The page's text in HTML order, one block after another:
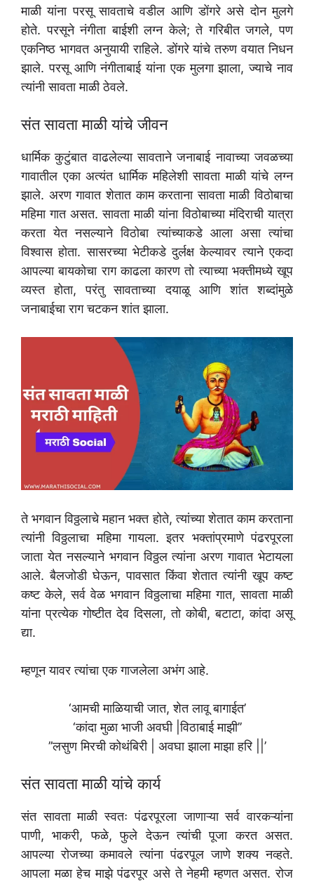
माळी यांना परसू सावताचे वडील आणि डोंगरे असे दोन मुलगे
होते. परसूने नंगीता बाईशी लग्न केले; ते गरिबीत जगले, पण
एकनिष्ठ भागवत अनुयायी राहिले. डोंगरे यांचे तरुण वयात निधन
झाले. परसू आणि नंगीताबाई यांना एक मुलगा झाला, ज्याचे नाव
त्यांनी सावता माळी ठेवले.
संत सावता माळी यांचे जीवन
धार्मिक कुटुंबात वाढलेल्या सावताने जनाबाई नावाच्या जवळच्या
गावातील एका अत्यंत धार्मिक महिलेशी सावता माळी यांचे लग्न
झाले. अरण गावात शेतात काम करताना सावता माळी विठोबाचा
महिमा गात असत. सावता माळी यांना विठोबाच्या मंदिराची यात्रा
करता येत नसल्याने विठोबा त्यांच्याकडे आला असा त्यांचा
विश्वास होता. सासरच्या भेटीकडे दुर्लक्ष केल्यावर त्याने एकदा
आपल्या बायकोचा राग काढला कारण तो त्याच्या भक्तीमध्ये खूप
व्यस्त होता, परंतु सावताच्या दयाळू आणि शांत शब्दांमुळे
जनाबाईचा राग चटकन शांत झाला.
ते भगवान विठ्ठलाचे महान भक्त होते, त्यांच्या शेतात काम करताना
त्यांनी विठ्ठलाचा महिमा गायला. इतर भक्तांप्रमाणे पंढरपूरला
जाता येत नसल्याने भगवान विठ्ठल त्यांना अरण गावात भेटायला
आले. बैलजोडी घेऊन, पावसात किंवा शेतात त्यांनी खूप कष्ट
कष्ट केले, सर्व वेळ भगवान विठ्ठलाचा महिमा गात, सावता माळी
यांना प्रत्येक गोष्टीत देव दिसला, तो कोबी, बटाटा, कांदा असू
द्या.
म्हणून यावर त्यांचा एक गाजलेला अभंग आहे.
‘आमची माळियाची जात, शेत लावू बागाईत’
‘कांदा मुळा भाजी अवघी |विठाबाई माझी’’
’’लसुण मिरची कोथंबिरी | अवघा झाला माझा हरि ||’
संत सावता माळी यांचे कार्य
संत सावता माळी स्वतः पंढरपूरला जाणाऱ्या सर्व वारकऱ्यांना
पाणी, भाकरी, फळे, फुले देऊन त्यांची पूजा करत असत.
आपल्या रोजच्या कमावले त्यांना पंढरपूल जाणे शक्य नव्हते.
आपला मळा हेच माझे पंढरपूर असे ते नेहमी म्हणत असत. रोज